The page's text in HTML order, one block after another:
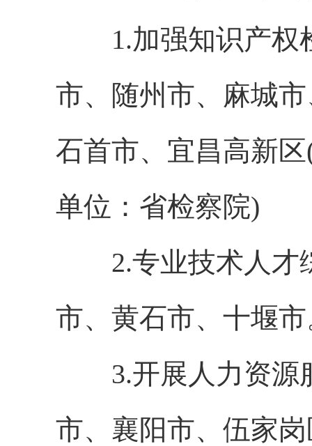
1.加强知识产权
市、随州市、麻城
石首市、宜昌高新
单位：省检察院)
2.专业技术人才
市、黄石市、十堰
3.开展人力资源
市、襄阳市、伍家